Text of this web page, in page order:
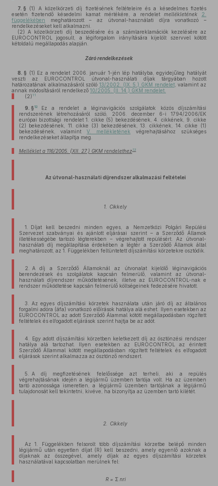
7. § (1)
A közelkörzeti díj fizetésének feltételeire és a késedelmes fizetés
esetén fizetendő késedelmi kamat mértékére, a rendeletmellékletének
2.
függelékében meghatározott – az útvonal-használati díjra vonatkozó –
rendelkezéseket kell alkalmazni.
(2) A közelkörzeti díj beszedésére és a számlareklamációk kezelésére az
EUROCONTROL jogosult, a légiforgalom irányítására kijelölt szervvel kötött
kétoldalú megállapodás alapján.
Záró rendelkezések
8. § (1) Ez a rendelet 2006. január 1-jén lép hatályba, egyidejűleg hatályát
veszti az EUROCONTROL útvonal-használati díjak tárgyában hozott
határozatának alkalmazásáról szóló 13/2002. (IX. 5.) GKM rendelet, valamint az
annak módosításáról rendelkező 10/2005. (II. 14.) GKM rendelet.
(2) 11
9. § 12
Ez a rendelet a léginavigációs szolgálatok közös díjszámítási
rendszerének létrehozásáról szóló, 2006. december 6-i 1794/2006/EK
európai bizottsági rendelet 1. cikke (5) bekezdésének, 4. cikkének, 9. cikke
(2) bekezdésének, 11. cikke (3) bekezdésének, 13. cikkének, 14. cikke (1)
bekezdésének, valamintV. mellékletének
végrehajtásához szükséges
rendelkezéseket állapítja meg.
Melléklet a 116/2005. (XII. 27.) GKM rendelethez13
Az útvonal-használati díjrendszer alkalmazási feltételei
1. Cikkely
1. Díjat kell beszedni minden egyes, a Nemzetközi Polgári Repülési
Szervezet szabványai és ajánlott eljárásai szerint – a Szerződő Államok
illetékességébe tartozó légterekben – végrehajtott repülésért. Az útvonal-
használati díj megállapítása érdekében a légtér a Szerződő Államok által
meghatározott, az 1. Függelékben feltüntetett díjszámítási körzetekre osztódik.
2. A díj a Szerződő Államoknál az útvonalat kijelölő léginavigációs
berendezések és szolgálatok kapcsán felmerülő, valamint az útvonal-
használati díjrendszer működtetésének, illetve az EUROCONTROL-nak e
rendszer működtetése kapcsán felmerülő költségeinek fedezésére hivatott.
3. Az egyes díjszámítási körzetek használata után járó díj az általános
forgalmi adóra (áfa) vonatkozó előírások hatálya alá eshet. Ilyen esetekben az
EUROCONTROL az adott Szerződő Álammal kötött megállapodásban rögzített
feltételek és elfogadott eljárások szerint hajtja be az adót.
4. Egy adott díjszámítási körzetben keletkezett díj az ösztönzési rendszer
hatálya alá tartozhat. Ilyen esetekben az EUROCONTROL az érintett
Szerződő Állammal kötött megállapodásban rögzített feltételek és elfogadott
eljárások szerint alkalmazza az ösztönző rendszert.
5. A díj megfizetésének felelőssége azt terheli, aki a repülés
végrehajtásának idején a légijármű üzemben tartója volt. Ha az üzemben
tartó azonossága ismeretlen, a légijármű üzemben tartójának a légijármű
tulajdonosát kell tekintetni, kivéve, ha bizonyítja az üzemben tartó kilétét.
2. Cikkely
Az 1. Függelékben felsorolt több díjszámítási körzetbe belépő minden
légijármű után egyetlen díjat (R) kell beszedni, amely egyenlő azoknak a
díjaknak az összegével, amely díjak az egyes díjszámítási körzetek
használatával kapcsolatban merülnek fel:
R = Σ nri